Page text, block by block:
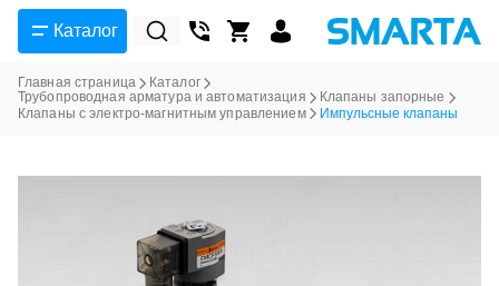
Каталог
Главная страница
Каталог
Трубопроводная арматура и автоматизация
Клапаны запорные
Клапаны с электро-магнитным управлением
Импульсные клапаны